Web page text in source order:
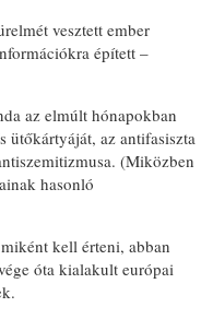
vesztett ember
épített –
az elmúlt hónapokban
az antifasiszta
(Miközben
hasonló
kell érteni, abban
óta kialakult európai